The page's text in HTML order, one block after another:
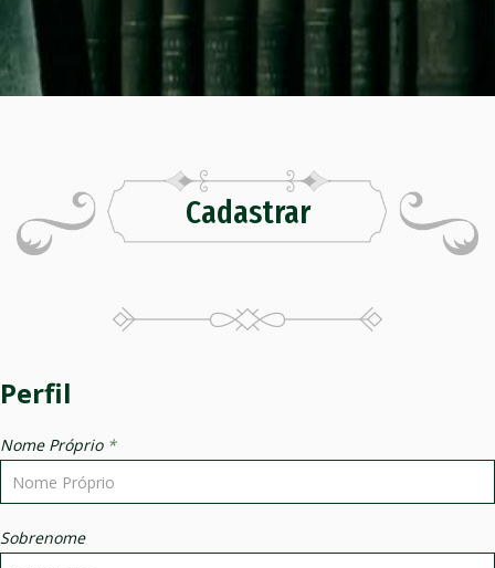
Cadastrar
Perfil
Nome Próprio *
Sobrenome